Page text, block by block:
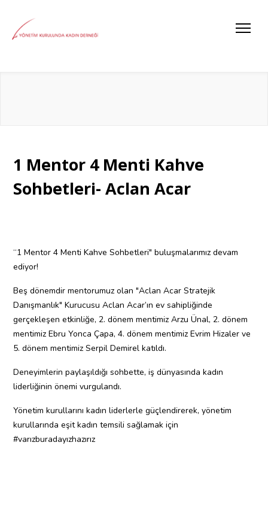
1 Mentor 4 Menti Kahve
Sohbetleri- Aclan Acar
“1 Mentor 4 Menti Kahve Sohbetleri" buluşmalarımız devam
ediyor!
Beş dönemdir mentorumuz olan "Aclan Acar Stratejik
Danışmanlık" Kurucusu Aclan Acar’ın ev sahipliğinde
gerçekleşen etkinliğe, 2. dönem mentimiz Arzu Ünal, 2. dönem
mentimiz Ebru Yonca Çapa, 4. dönem mentimiz Evrim Hizaler ve
5. dönem mentimiz Serpil Demirel katıldı.
Deneyimlerin paylaşıldığı sohbette, iş dünyasında kadın
liderliğinin önemi vurgulandı.
Yönetim kurullarını kadın liderlerle güçlendirerek, yönetim
kurullarında eşit kadın temsili sağlamak için
#varızburadayızhazırız